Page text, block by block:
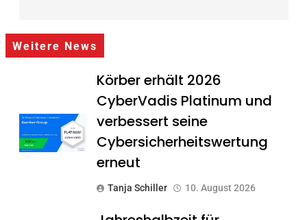
Weitere News
Körber erhält 2026
CyberVadis Platinum und
verbessert seine
Cybersicherheitswertung
erneut
Tanja Schiller 10. August 2026